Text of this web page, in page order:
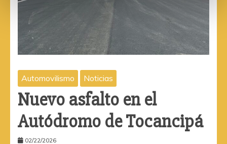
Automovilismo Noticias
Nuevo asfalto en el
Autódromo de Tocancipá
02/22/2026